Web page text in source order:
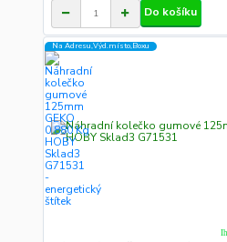
Do košíku
Na Adresu,Výd.místo,Boxu